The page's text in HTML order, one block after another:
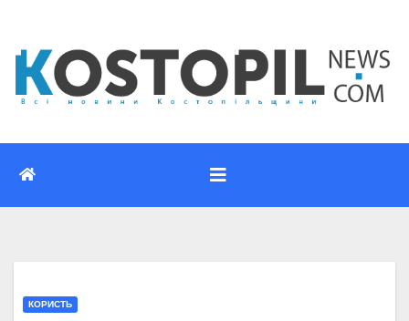
вмісту
КОРИСТЬ